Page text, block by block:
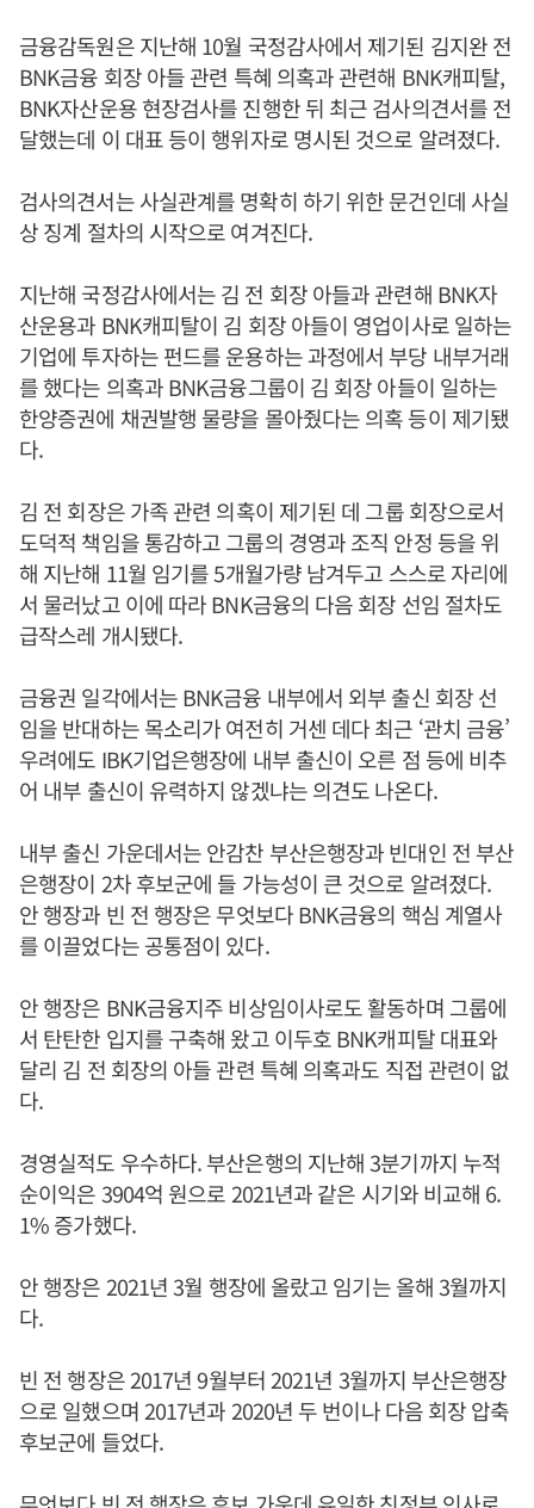
금융감독원은 지난해 10월 국정감사에서 제기된 김지완 전
BNK금융 회장 아들 관련 특혜 의혹과 관련해 BNK캐피탈,
BNK자산운용 현장검사를 진행한 뒤 최근 검사의견서를 전
달했는데 이 대표 등이 행위자로 명시된 것으로 알려졌다.
검사의견서는 사실관계를 명확히 하기 위한 문건인데 사실
상 징계 절차의 시작으로 여겨진다.
지난해 국정감사에서는 김 전 회장 아들과 관련해 BNK자
산운용과 BNK캐피탈이 김 회장 아들이 영업이사로 일하는
기업에 투자하는 펀드를 운용하는 과정에서 부당 내부거래
를 했다는 의혹과 BNK금융그룹이 김 회장 아들이 일하는
한양증권에 채권발행 물량을 몰아줬다는 의혹 등이 제기됐
다.
김 전 회장은 가족 관련 의혹이 제기된 데 그룹 회장으로서
도덕적 책임을 통감하고 그룹의 경영과 조직 안정 등을 위
해 지난해 11월 임기를 5개월가량 남겨두고 스스로 자리에
서 물러났고 이에 따라 BNK금융의 다음 회장 선임 절차도
급작스레 개시됐다.
금융권 일각에서는 BNK금융 내부에서 외부 출신 회장 선
임을 반대하는 목소리가 여전히 거센 데다 최근 ‘관치 금융’
우려에도 IBK기업은행장에 내부 출신이 오른 점 등에 비추
어 내부 출신이 유력하지 않겠냐는 의견도 나온다.
내부 출신 가운데서는 안감찬 부산은행장과 빈대인 전 부산
은행장이 2차 후보군에 들 가능성이 큰 것으로 알려졌다.
안 행장과 빈 전 행장은 무엇보다 BNK금융의 핵심 계열사
를 이끌었다는 공통점이 있다.
안 행장은 BNK금융지주 비상임이사로도 활동하며 그룹에
서 탄탄한 입지를 구축해 왔고 이두호 BNK캐피탈 대표와
달리 김 전 회장의 아들 관련 특혜 의혹과도 직접 관련이 없
다.
경영실적도 우수하다. 부산은행의 지난해 3분기까지 누적
순이익은 3904억 원으로 2021년과 같은 시기와 비교해 6.
1% 증가했다.
안 행장은 2021년 3월 행장에 올랐고 임기는 올해 3월까지
다.
빈 전 행장은 2017년 9월부터 2021년 3월까지 부산은행장
으로 일했으며 2017년과 2020년 두 번이나 다음 회장 압축
후보군에 들었다.